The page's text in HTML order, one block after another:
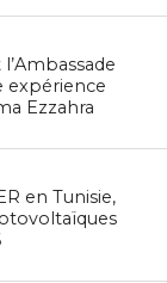
expérience
Ezzahra
en Tunisie,